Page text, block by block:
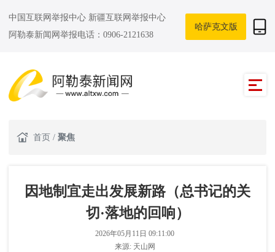
中国互联网举报中心 新疆互联网举报中心
阿勒泰新闻网举报电话：0906-2121638
哈萨克文版
首页 / 聚焦
因地制宜走出发展新路（总书记的关
切·落地的回响）
2026年05月11日 09:11:00
来源: 天山网